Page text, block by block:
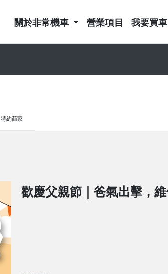
關於非常機車 營業項目 我要買車
特約商家
歡慶父親節｜爸氣出擊，